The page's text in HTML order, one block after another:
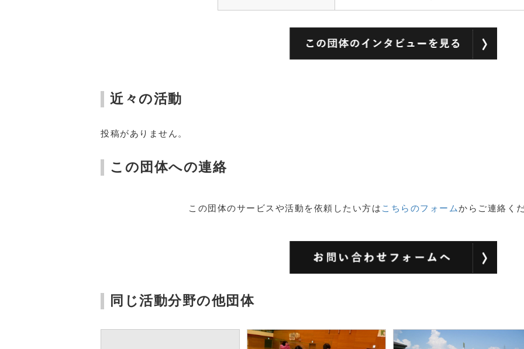
近々の活動
投稿がありません。
この団体への連絡
この団体のサービスや活動を依頼したい方は こちらのフォームからご連絡く
同じ活動分野の他団体